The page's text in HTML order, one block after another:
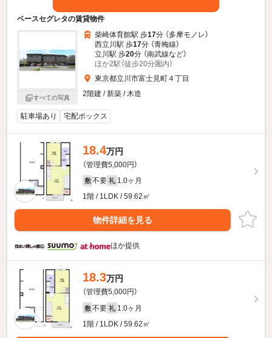
ベースセグレタの賃貸物件
すべての写真
柴崎体育館駅 歩17分 （多摩モノレ）
西立川駅 歩17分 （青梅線）
立川駅 歩20分 （南武線など）
ほか2駅（徒歩20分圏内）
東京都立川市富士見町４丁目
2階建 / 新築 / 木造
駐車場あり 宅配ボックス
18.4万円
（管理費5,000円）
敷 不要 礼 1.0ヶ月
1階 / 1LDK / 59.62㎡
物件詳細を見る
ほか提供
18.3万円
（管理費5,000円）
敷 不要 礼 1.0ヶ月
1階 / 1LDK / 59.62㎡